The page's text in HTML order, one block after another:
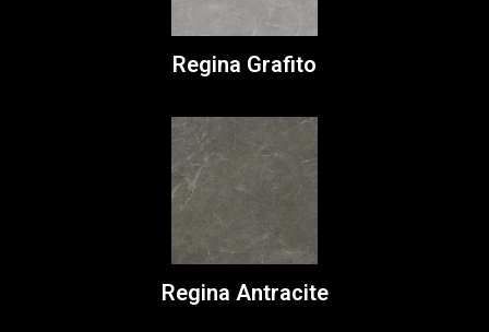
Regina Grafito
Regina Antracite